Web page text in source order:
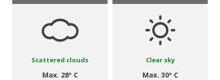
Scattered clouds
Max. 28º C
Clear sky
Max. 30º C